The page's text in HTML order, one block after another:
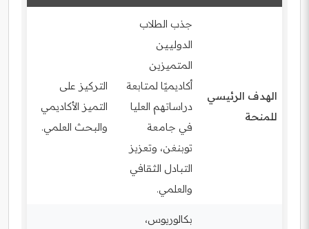
الهدف الرئيسي
للمنحة
جذب الطلاب
الدوليين
المتميزين
أكاديميًا لمتابعة
دراساتهم العليا
في جامعة
توبنغن، وتعزيز
التبادل الثقافي
والعلمي.
التركيز على
التميز الأكاديمي
والبحث العلمي.
بكالوريوس،